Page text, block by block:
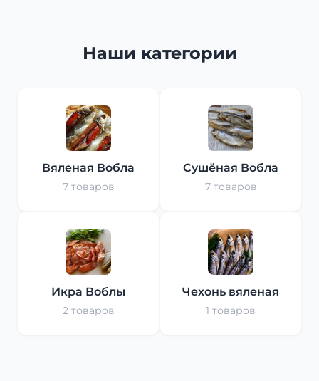
Наши категории
Вяленая Вобла
7 товаров
Сушёная Вобла
7 товаров
Икра Воблы
2 товаров
Чехонь вяленая
1 товаров